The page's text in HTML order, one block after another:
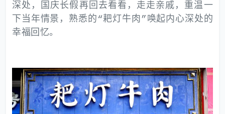
深处，国庆长假再回去看看，走走亲戚，重温一
下当年情景，熟悉的“耙灯牛肉”唤起内心深处的
幸福回忆。